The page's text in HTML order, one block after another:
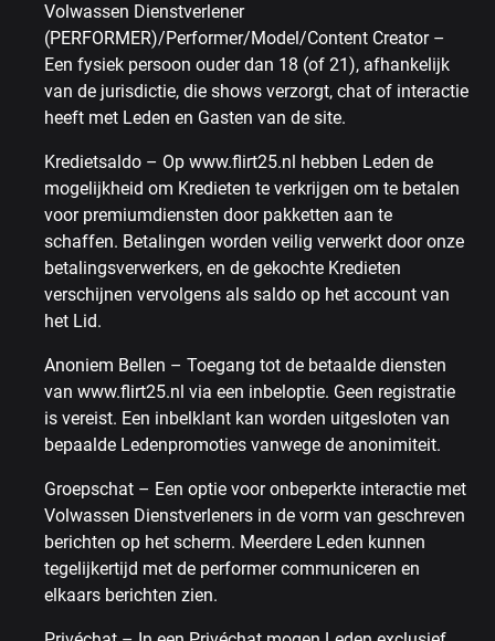
Volwassen Dienstverlener
(PERFORMER)/Performer/Model/Content Creator –
Een fysiek persoon ouder dan 18 (of 21), afhankelijk
van de jurisdictie, die shows verzorgt, chat of interactie
heeft met Leden en Gasten van de site.
Kredietsaldo – Op www.flirt25.nl hebben Leden de
mogelijkheid om Kredieten te verkrijgen om te betalen
voor premiumdiensten door pakketten aan te
schaffen. Betalingen worden veilig verwerkt door onze
betalingsverwerkers, en de gekochte Kredieten
verschijnen vervolgens als saldo op het account van
het Lid.
Anoniem Bellen – Toegang tot de betaalde diensten
van www.flirt25.nl via een inbeloptie. Geen registratie
is vereist. Een inbelklant kan worden uitgesloten van
bepaalde Ledenpromoties vanwege de anonimiteit.
Groepschat – Een optie voor onbeperkte interactie met
Volwassen Dienstverleners in de vorm van geschreven
berichten op het scherm. Meerdere Leden kunnen
tegelijkertijd met de performer communiceren en
elkaars berichten zien.